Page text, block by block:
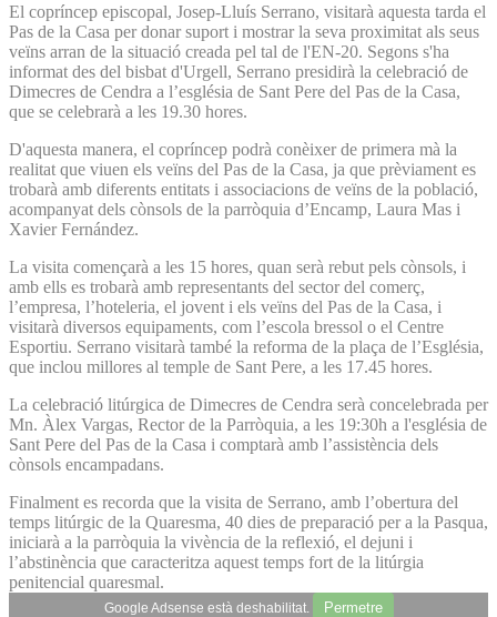
El copríncep episcopal, Josep-Lluís Serrano, visitarà aquesta tarda el
Pas de la Casa per donar suport i mostrar la seva proximitat als seus
veïns arran de la situació creada pel tal de l'EN-20. Segons s'ha
informat des del bisbat d'Urgell, Serrano presidirà la celebració de
Dimecres de Cendra a l’església de Sant Pere del Pas de la Casa,
que se celebrarà a les 19.30 hores.
D'aquesta manera, el copríncep podrà conèixer de primera mà la
realitat que viuen els veïns del Pas de la Casa, ja que prèviament es
trobarà amb diferents entitats i associacions de veïns de la població,
acompanyat dels cònsols de la parròquia d’Encamp, Laura Mas i
Xavier Fernández.
La visita començarà a les 15 hores, quan serà rebut pels cònsols, i
amb ells es trobarà amb representants del sector del comerç,
l’empresa, l’hoteleria, el jovent i els veïns del Pas de la Casa, i
visitarà diversos equipaments, com l’escola bressol o el Centre
Esportiu. Serrano visitarà també la reforma de la plaça de l’Església,
que inclou millores al temple de Sant Pere, a les 17.45 hores.
La celebració litúrgica de Dimecres de Cendra serà concelebrada per
Mn. Àlex Vargas, Rector de la Parròquia, a les 19:30h a l'església de
Sant Pere del Pas de la Casa i comptarà amb l’assistència dels
cònsols encampadans.
Finalment es recorda que la visita de Serrano, amb l’obertura del
temps litúrgic de la Quaresma, 40 dies de preparació per a la Pasqua,
iniciarà a la parròquia la vivència de la reflexió, el dejuni i
l’abstinència que caracteritza aquest temps fort de la litúrgia
penitencial quaresmal.
Google Adsense està deshabilitat. Permetre